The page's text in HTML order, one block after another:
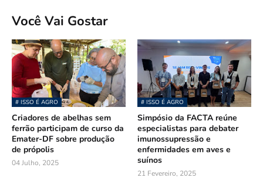
Você Vai Gostar
# ISSO É AGRO
Criadores de abelhas sem
ferrão participam de curso da
Emater-DF sobre produção
de própolis
04 Julho, 2025
# ISSO É AGRO
Simpósio da FACTA reúne
especialistas para debater
imunossupressão e
enfermidades em aves e
suínos
21 Fevereiro, 2025